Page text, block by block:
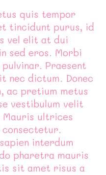
quis tempor
tincidunt purus, id
vel elit at dui
sed eros. Morbi
Praesent
nec dictum. Donec
ac pretium metus
vestibulum velit
Mauris ultrices
interdum
pharetra mauris
sit amet risus a